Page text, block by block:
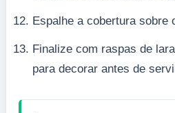
Espalhe a cobertura sobre
Finalize com raspas de
para decorar antes de